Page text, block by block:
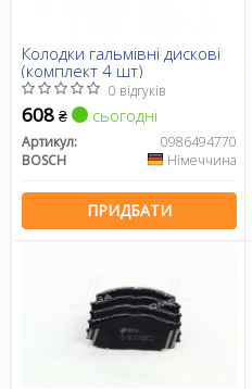
Колодки гальмівні дискові
(комплект 4 шт)
0 відгуків
608 ₴ сьогодні
Артикул:
0986494770
BOSCH
Німеччина
ПРИДБАТИ